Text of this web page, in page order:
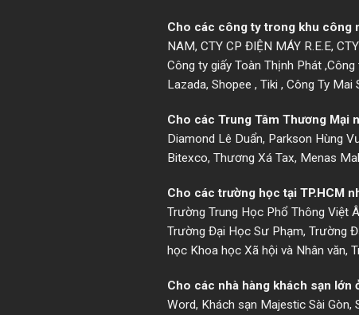
Cho các công ty trong khu công
NAM, CTY CP ĐIỆN MÁY R.E.E,
Công ty giấy Toàn Thịnh Phát
Lazada, Shopee , Tiki , Công Ty
Cho các Trung Tâm Thương Mại
Diamond Lê Duẩn, Parkson Hùng
Bitexco, Thương Xá Tax, Menas
Cho các trường học tại TP.HCM
Trường Trung Học Phổ Thông Việt
Trường Đại Học Sư Phạm, Trường
học Khoa học Xã hội và Nhân văn,
Cho các nhà hàng khách sạn lớn
Word, Khách sạn Majestic Sài Gòn,